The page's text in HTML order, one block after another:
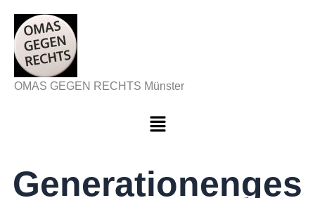
Inhalt
springen
OMAS GEGEN RECHTS Münster
Menü
Generationenges